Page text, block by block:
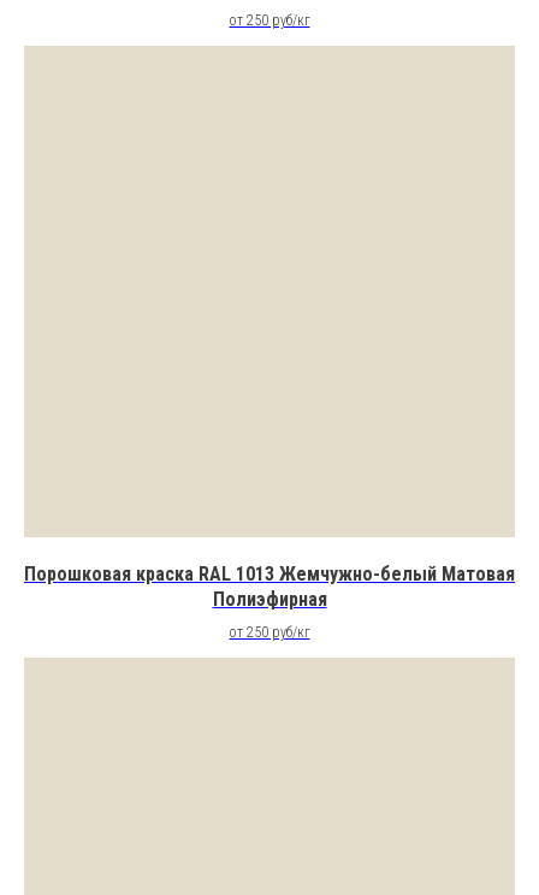
от 250 руб/кг
Порошковая краска RAL 1013 Жемчужно-белый Матовая
Полиэфирная
от 250 руб/кг